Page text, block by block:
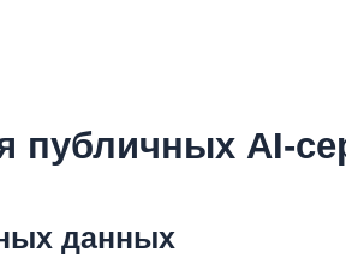
публичных AI-
данных